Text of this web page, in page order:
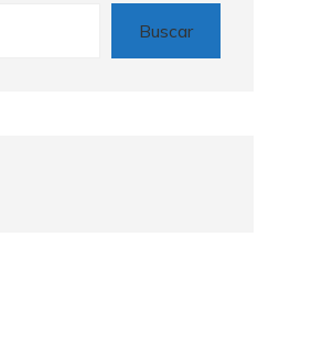
Buscar